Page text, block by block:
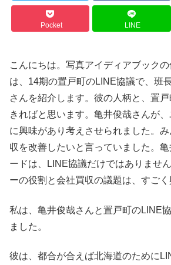
Pocket LINE
こんにちは。写真アイディアブック
は、14期の置戸町のLINE協議で、班
さんを紹介します。彼の人柄と、置
きればと思います。亀井俊哉さんが
に興味があり考えさせられました。
収を改善したいと言っていました。
ードは、LINE協議だけではありませ
ーの役割と会社買収の議題は、すごく
私は、亀井俊哉さんと置戸町のLINE
ました。
彼は、都合が合えば北海道のために